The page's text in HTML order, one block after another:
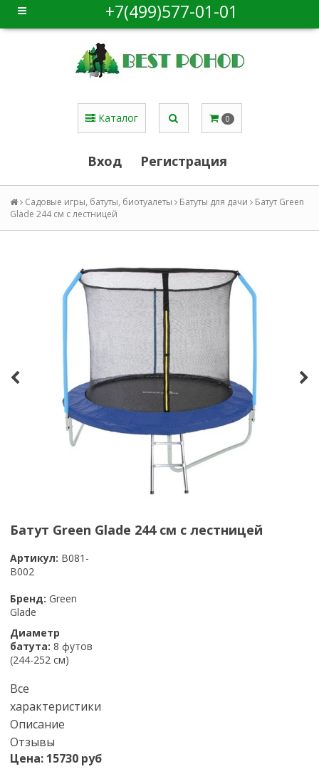
+7(499)577-01-01
Каталог 0
Вход Регистрация
Садовые игры, батуты, биотуалеты Батуты для дачи
Батут Green
Glade 244 см с лестницей
Батут Green Glade 244 см с лестницей
Артикул: B081-
B002
Бренд: Green
Glade
Диаметр
батута: 8 футов
(244-252 см)
Все
характеристики
Описание
Отзывы
Цена: 15730 руб